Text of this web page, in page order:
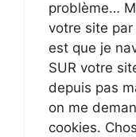
problème…
votre site
est que je
SUR votre
depuis pas
on me
cookies.